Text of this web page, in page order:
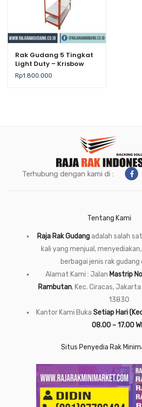
Rak Gudang 5 Tingkat
Light Duty – Krisbow
Rp1.800.000
Terhubung dengan kami di :
Tentang Kami
Raja Rak Gudangadalah salah
kali yang menjual,
berbagai jenis rak gudang
Alamat Kami : Jalan Mastrip
Rambutan, Kec. Ciracas,
13830
Kantor Kami Buka Setiap Hari
08.00 – 17.00
Situs Penyedia Rak